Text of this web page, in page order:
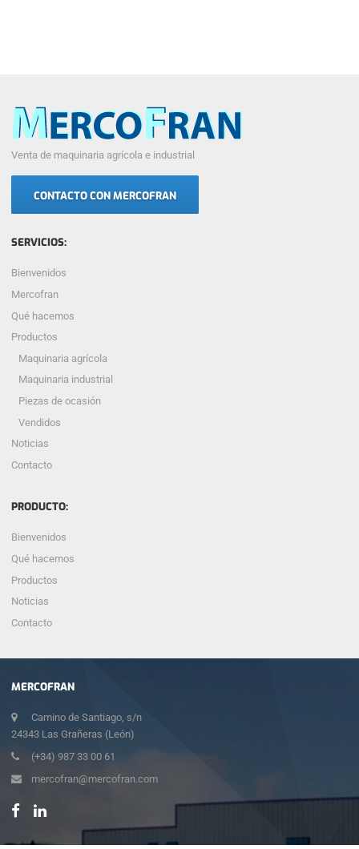
MERCOFRAN
Camino de Santiago, s/n
24343 Las Grañeras (León)
(+34) 987 33 00 61
mercofran@mercofran.com
Venta de maquinaria agrícola e industrial
CONTACTO CON MERCOFRAN
SERVICIOS:
Bienvenidos
Mercofran
Qué hacemos
Productos
Maquinaria agrícola
Maquinaria industrial
Piezas de ocasión
Vendidos
Noticias
Contacto
PRODUCTO:
Bienvenidos
Qué hacemos
Productos
Noticias
Contacto